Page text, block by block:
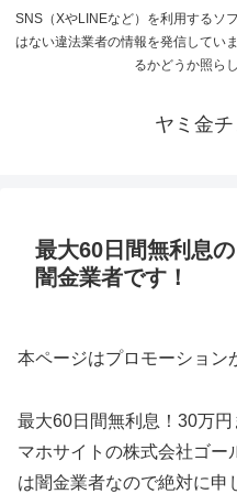
SNS（XやLINEなど）を利用するソ
はない違法業者の情報を発信してい
るかどうか照ら
ヤミ金
最大60日間無利息
闇金業者です！
本ページはプロモーション
最大60日間無利息！30万
マホサイトの株式会社ゴー
は闇金業者なので絶対に申